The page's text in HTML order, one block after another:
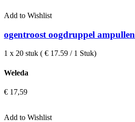
Add to Wishlist
ogentroost oogdruppel ampullen
1 x 20 stuk ( € 17.59 / 1 Stuk)
Weleda
€ 17,59
Add to Wishlist